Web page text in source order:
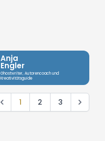
Anja
Engler
Ghostwriter, Autorencoach und
Kreativitätsguide
1 2 3